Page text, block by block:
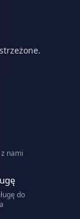
nami
do